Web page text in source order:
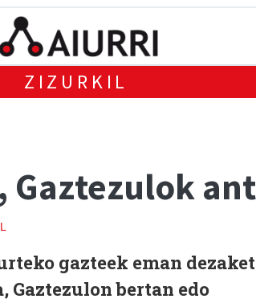
ZIZURKIL
Gaztezulok
gazteek eman
Gaztezulon bertan edo